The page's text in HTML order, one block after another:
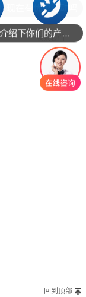
联系我们
查看分类
回到顶部
可以介绍下你们的产品么
现在有优惠活动吗